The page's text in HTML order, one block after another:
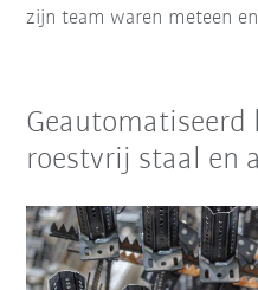
zijn team waren meteen
Geautomatiseerd
roestvrij staal en